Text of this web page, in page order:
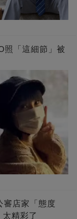
照「這細節」被
審店家「態度
精彩了